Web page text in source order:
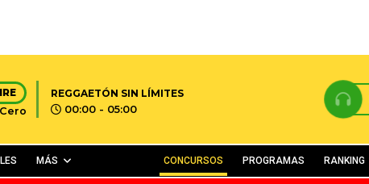
REGGAETÓN SIN LÍMITES
00:00 - 05:00
MÁS CONCURSOS PROGRAMAS RANKING